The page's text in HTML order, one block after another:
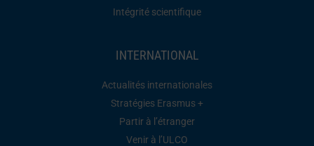
Intégrité scientifique
INTERNATIONAL
Actualités internationales
Stratégies Erasmus +
Partir à l’étranger
Venir à l’ULCO